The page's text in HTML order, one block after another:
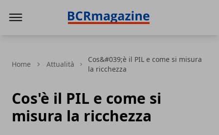
Home Attualità
Cos&#039;è il PIL e come si misura
la ricchezza
Cos'è il PIL e come si
misura la ricchezza